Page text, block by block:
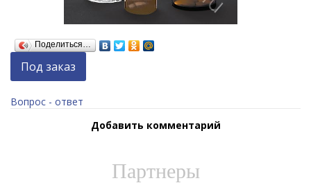
Поделиться…
Под заказ
Вопрос - ответ
Добавить комментарий
Партнеры